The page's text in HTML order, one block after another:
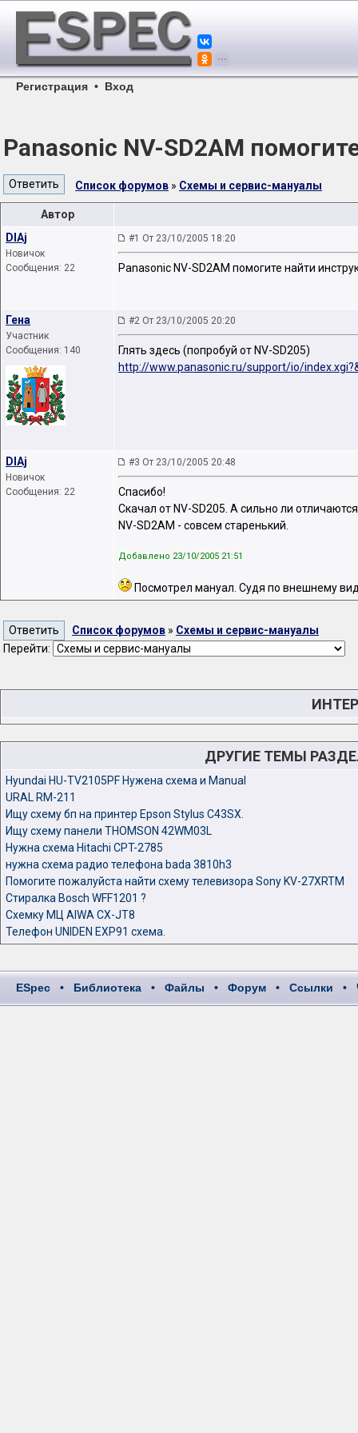
Регистрация • Вход
Panasonic NV-SD2AM
Список форумов » Схемы и сервис-мануалы
Автор
DIAj
Новичок
Сообщения: 22
#1 От 23/10/2005 18:20
Panasonic NV-SD2AM помогите найти
Гена
Участник
Сообщения: 140
#2 От 23/10/2005 20:20
Глять здесь (попробуй от NV-SD205)
http://www.panasonic.ru/support/io/
DIAj
Новичок
Сообщения: 22
#3 От 23/10/2005 20:48
Спасибо!
Скачал от NV-SD205. А сильно ли
NV-SD2AM - совсем старенький.
Добавлено 23/10/2005 21:51
Посмотрел мануал. Судя по внешнему
Список форумов » Схемы и сервис-мануалы
Перейти:
ДРУГИЕ ТЕМЫ
Hyundai HU-TV2105PF Нужена схема и Manual
URAL RM-211
Ищу схему бп на принтер Epson Stylus C43SX.
Ищу схему панели THOMSON 42WM03L
Нужна схема Hitachi CPT-2785
нужна схема радио телефона bada 3810h3
Помогите пожалуйста найти схему телевизора Sony KV-27XRTM
Стиралка Bosch WFF1201 ?
Схемку МЦ AIWA CX-JT8
Телефон UNIDEN EXP91 схема.
ESpec • Библиотека • Файлы • Форум • Ссылки •